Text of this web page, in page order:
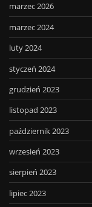
marzec 2026
marzec 2024
luty 2024
styczeń 2024
grudzień 2023
listopad 2023
październik 2023
wrzesień 2023
sierpień 2023
lipiec 2023